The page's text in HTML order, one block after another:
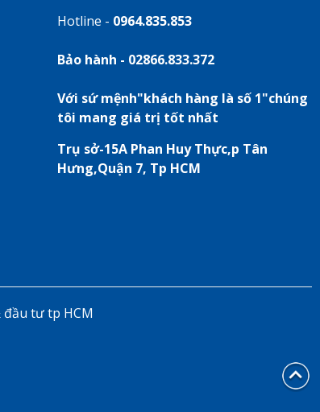
Hotline - 0964.835.853
Bảo hành - 02866.833.372
Với sứ mệnh"khách hàng là số 1"chúng
tôi mang giá trị tốt nhất
Trụ sở-15A Phan Huy Thực,p Tân
Hưng,Quận 7, Tp HCM
đầu tư tp HCM